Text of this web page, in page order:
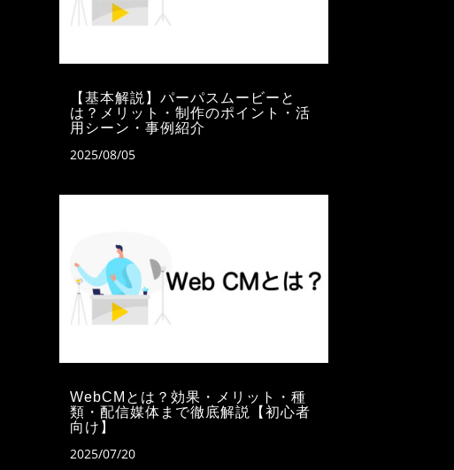
【基本解説】パーパスムービーと
は？メリット・制作のポイント・活
用シーン・事例紹介
2025/08/05
WebCMとは？効果・メリット・種
類・配信媒体まで徹底解説【初心者
向け】
2025/07/20